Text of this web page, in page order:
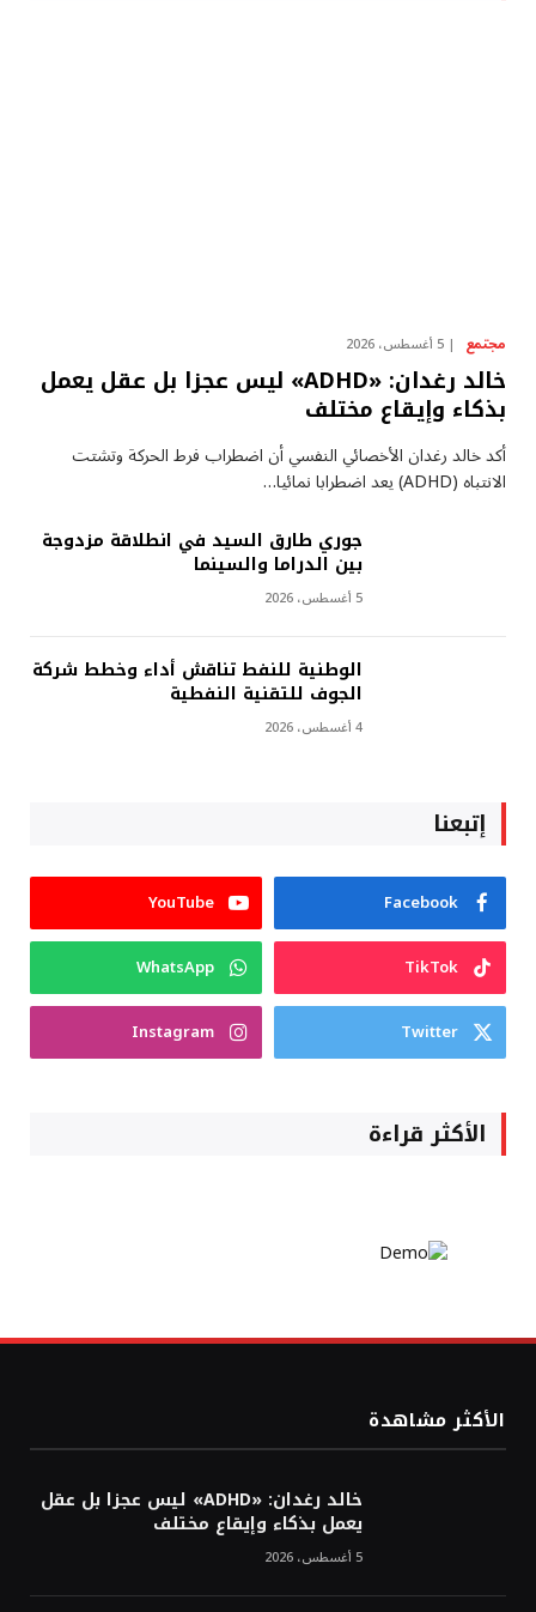
مجتمع 5 أغسطس، 2026
خالد رغدان: «ADHD» ليس عجزا بل عقل يعمل
بذكاء وإيقاع مختلف
أكد خالد رغدان الأخصائي النفسي أن اضطراب فرط الحركة وتشتت
الانتباه (ADHD) يعد اضطرابا نمائيا…
جوري طارق السيد في انطلاقة مزدوجة
بين الدراما والسينما
5 أغسطس، 2026
الوطنية للنفط تناقش أداء وخطط شركة
الجوف للتقنية النفطية
4 أغسطس، 2026
إتبعنا
Facebook
YouTube
TikTok
WhatsApp
Twitter
Instagram
الأكثر قراءة
الأكثر مشاهدة
خالد رغدان: «ADHD» ليس عجزا بل عقل
يعمل بذكاء وإيقاع مختلف
5 أغسطس، 2026